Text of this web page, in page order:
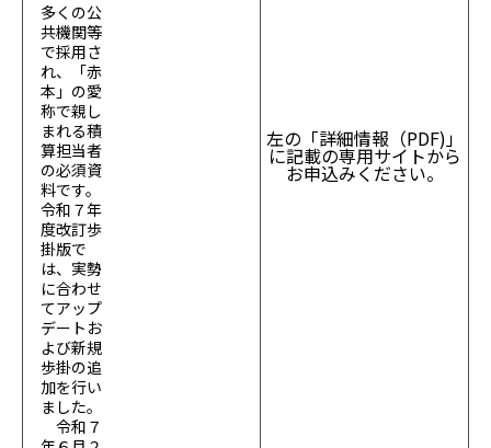
多くの公
共機関等
で採用さ
れ、「赤
本」の愛
称で親し
まれる積
算担当者
の必須資
料です。
令和７年
度改訂歩
掛版で
は、実勢
に合わせ
てアップ
デートお
よび新規
歩掛の追
加を行い
ました。
令和７
左の「詳細情報（PDF)」
に記載の専用サイトから
お申込みください。